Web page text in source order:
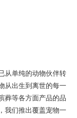
从单纯的动物伙伴转
从出生到离世的每一
葬等各方面产品的品
我们推出覆盖宠物一